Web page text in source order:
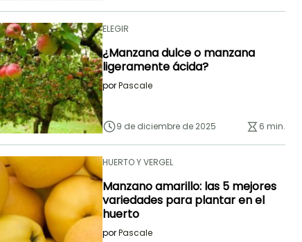
ELEGIR
¿Manzana dulce o manzana
ligeramente ácida?
porPascale
9 de diciembre de 2025 6 min.
HUERTO Y VERGEL
Manzano amarillo: las 5 mejores
variedades para plantar en el
huerto
porPascale